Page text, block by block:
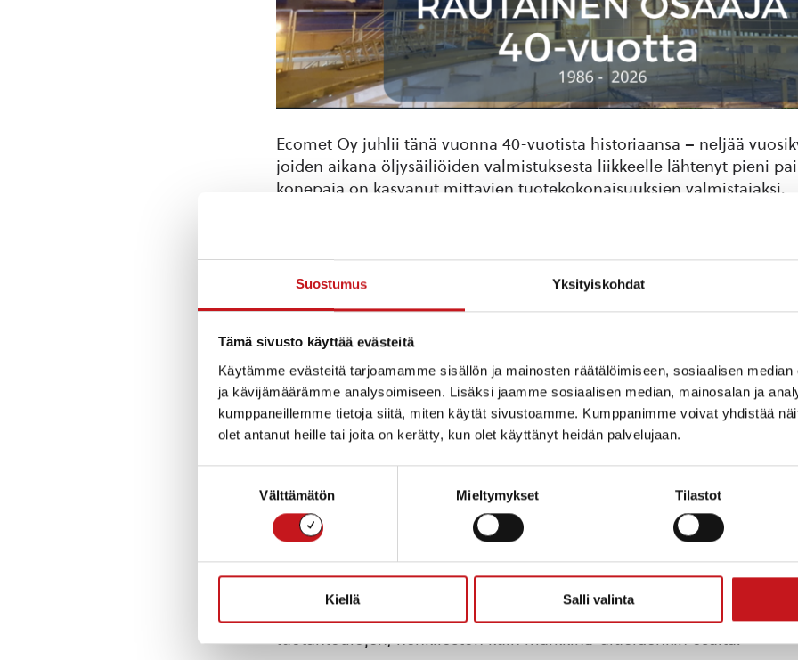
Suostumus Yksityiskohdat
Tämä sivusto käyttää evästeitä
Käytämme evästeitä tarjoamamme sisällön ja mainosten räätälöimiseen, sosiaalisen
ja kävijämäärämme analysoimiseen. Lisäksi jaamme sosiaalisen median, mainosalan ja
kumppaneillemme tietoja siitä, miten käytät sivustoamme. Kumppanimme voivat yhdistää
olet antanut heille tai joita on kerätty, kun olet käyttänyt heidän palvelujaan.
Välttämätön Mieltymykset Tilastot
Kiellä Salli valinta
Ecomet Oy juhlii tänä vuonna 40-vuotista historiaansa – neljää
joiden aikana öljysäiliöiden valmistuksesta liikkeelle lähtenyt pieni
konepaja on kasvanut mittavien tuotekokonaisuuksien valmistajaksi.
kokonaisuuksia, kuten prosessisäiliöitä, savukaasupesureita,
rakennusteollisuuteen erilaisia betonielementtien valumuotteja,
periaatteella, suunnittelusta asennukseen asti. Palvelemme
teollisuudenaloja rakennus- ja energiateollisuudesta, kaivos- ja
raideliikennesektoreilla.
Valmistamiamme tuotteita toimitetaan asiakkaidemme kautta ympäri
näkyy myös yrityksen jatkuvana panostuksena osaamiseen ja laadun
näki mahdollisuuden öljy-yhtiöiden kasvavissa säiliötarpeissa.
käynnistyi vaiheittain, ja samalla rakennettiin ensimmäiset
Rautalammin kunnan kanssa. Toiminta on vuosikymmenten aikana
tuotantotilojen, henkilöstön kuin markkina-alueidenkin osalta.